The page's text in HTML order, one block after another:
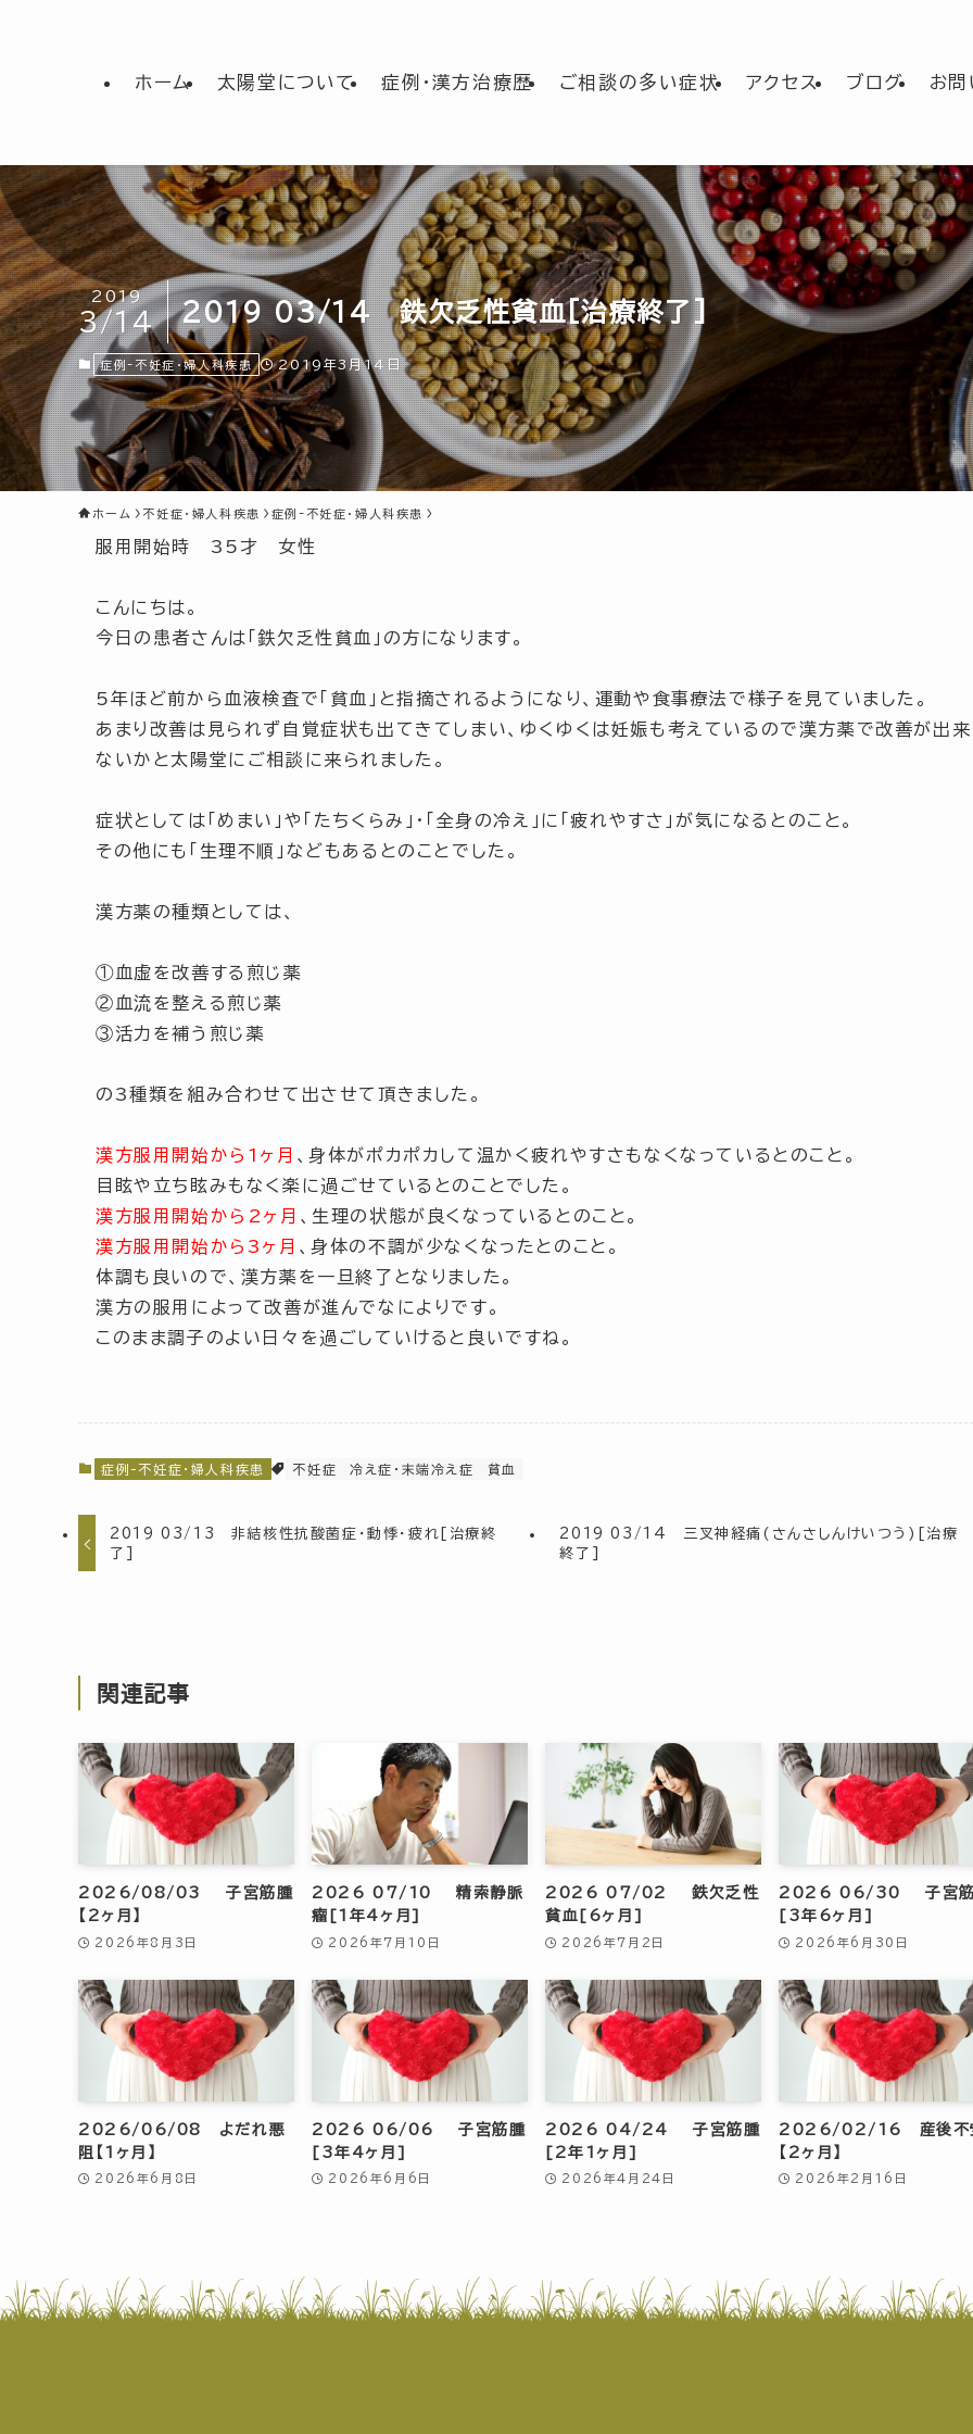
ホーム 太陽堂について 症例・漢方治療歴 ご相談の多い症状 アクセス ブログ お
2019 03/14 鉄欠乏性貧血[治療終了]
2019
3/14
症例-不妊症・婦人科疾患 2019年3月14日
ホーム 不妊症・婦人科疾患 症例-不妊症・婦人科疾患
服用開始時 35才 女性
こんにちは。
今日の患者さんは「鉄欠乏性貧血」の方になります。
5年ほど前から血液検査で 「貧血」 と指摘されるようになり、運動や食事療法で様子を見ていました。
あまり改善は見られず自覚症状も出てきてしまい、ゆくゆくは妊娠も考えているので漢方薬で改善が出来
ないかと太陽堂にご相談に来られました。
症状としては 「めまい」 や 「たちくらみ」 ・ 「全身の冷え」 に「疲れやすさ」が気になるとのこと。
その他にも
「生理不順」 などもあるとのことでした。
漢方薬の種類としては、
①血虚を改善する煎じ薬
②血流を整える煎じ薬
③活力を補う煎じ薬
の3種類を組み合わせて出させて頂きました。
漢方服用開始から1ヶ月 、身体がポカポカして温かく疲れやすさもなくなっているとのこと。
目眩や立ち眩みもなく楽に過ごせているとのことでした。
漢方服用開始から2ヶ月 、生理の状態が良くなっているとのこと。
漢方服用開始から3ヶ月 、身体の不調が少なくなったとのこと。
体調も良いので、漢方薬を一旦終了となりました。
漢方の服用によって改善が進んでなによりです。
このまま調子のよい日々を過ごしていけると良いですね。
症例-不妊症・婦人科疾患 不妊症 冷え症・末端冷え症 貧血
2019 03/13 非結核性抗酸菌症・動悸・疲れ[治療終
了]
2019 03/14 三叉神経痛(さんさしんけいつう)[治療
終了]
関連記事
2026/08/03 子宮筋腫
【2ヶ月】
2026年8月3日
2026 07/10 精索静脈
瘤[1年4ヶ月]
2026年7月10日
2026 07/02 鉄欠乏性
貧血[6ヶ月]
2026年7月2日
2026 06/30 子宮筋
[3年6ヶ月]
2026年6月30日
2026/06/08 よだれ悪
阻【1ヶ月】
2026年6月8日
2026 06/06 子宮筋腫
[3年4ヶ月]
2026年6月6日
2026 04/24 子宮筋腫
[2年1ヶ月]
2026年4月24日
2026/02/16 産後不
【2ヶ月】
2026年2月16日